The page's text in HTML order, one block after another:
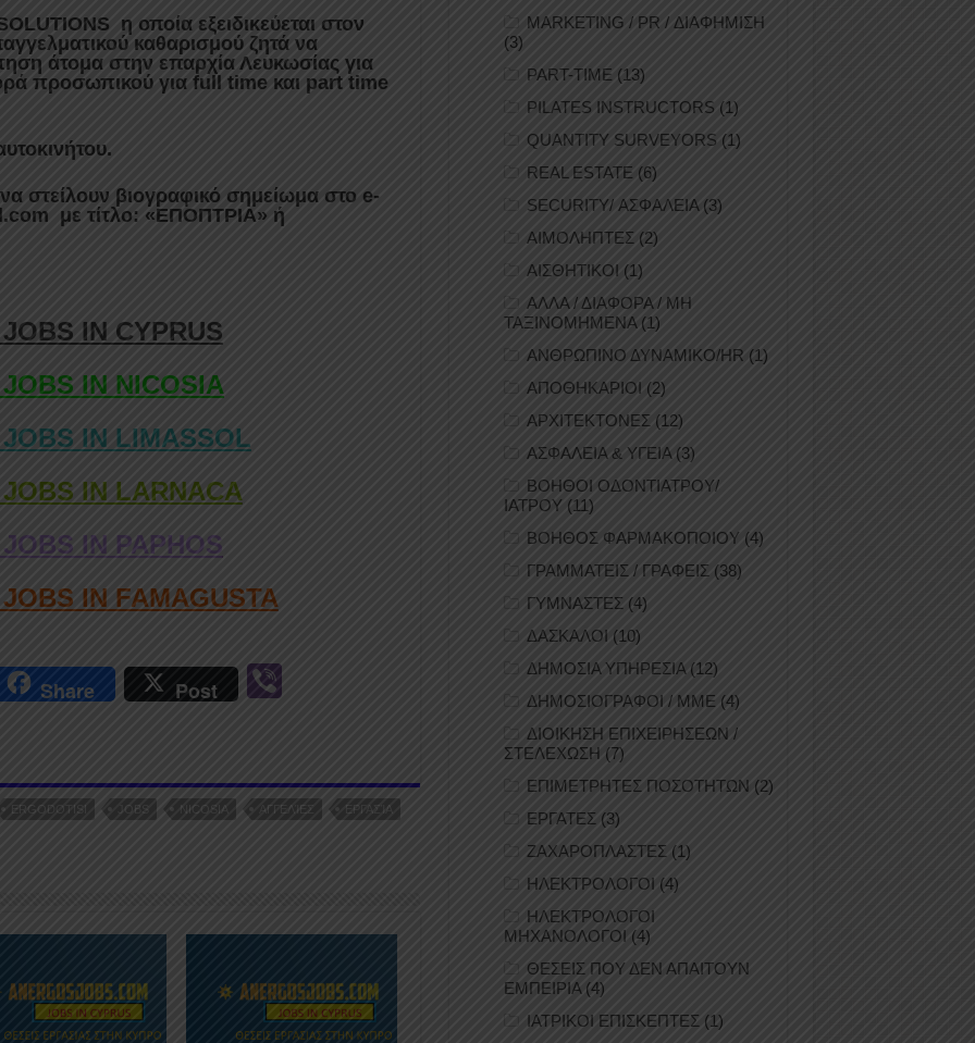
η οποία εξειδικεύεται στον
καθαρισμού ζητά να
άτομα στην επαρχία Λευκωσίας για
προσωπικού για full time και part time
στείλουν βιογραφικό σημείωμα στο e-
με τίτλο: «ΕΠΟΠΤΡΙΑ» ή
IN CYPRUS
IN NICOSIA
IN LIMASSOL
IN LARNACA
IN PAPHOS
IN FAMAGUSTA
Share Post
ERGODOTISI JOBS NICOSIA ΑΓΓΕΛΊΕΣ
ΕΡΓΑΣΊΑ
MARKETING / PR / ΔΙΑΦΗΜΙΣΗ
(3)
PART-TIME (13)
PILATES INSTRUCTORS (1)
QUANTITY SURVEYORS (1)
REAL ESTATE (6)
SECURITY/ ΑΣΦΑΛΕΙΑ(3)
ΑΙΜΟΛΗΠΤΕΣ (2)
ΑΙΣΘΗΤΙΚΟΙ (1)
ΑΛΛΑ / ΔΙΑΦΟΡΑ / ΜΗ
ΤΑΞΙΝΟΜΗΜΕΝΑ(1)
ΑΝΘΡΩΠΙΝΟ ΔΥΝΑΜΙΚΟ/HR (1)
ΑΠΟΘΗΚΑΡΙΟΙ (2)
ΑΡΧΙΤΕΚΤΟΝΕΣ (12)
ΑΣΦΑΛΕΙΑ & ΥΓΕΙΑ (3)
ΒΟΗΘΟΙ ΟΔΟΝΤΙΑΤΡΟΥ/
ΙΑΤΡΟΥ(11)
ΒΟΗΘΟΣ ΦΑΡΜΑΚΟΠΟΙΟΥ (4)
ΓΡΑΜΜΑΤΕΙΣ / ΓΡΑΦΕΙΣ (38)
ΓΥΜΝΑΣΤΕΣ (4)
ΔΑΣΚΑΛΟΙ (10)
ΔΗΜΟΣΙΑ ΥΠΗΡΕΣΙΑ (12)
ΔΗΜΟΣΙΟΓΡΑΦΟΙ / ΜΜΕ (4)
ΔΙΟΙΚΗΣΗ ΕΠΙΧΕΙΡΗΣΕΩΝ /
ΣΤΕΛΕΧΩΣΗ (7)
ΕΠΙΜΕΤΡΗΤΕΣ ΠΟΣΟΤΗΤΩΝ (2)
ΕΡΓΑΤΕΣ (3)
ΖΑΧΑΡΟΠΛΑΣΤΕΣ (1)
ΗΛΕΚΤΡΟΛΟΓΟΙ (4)
ΗΛΕΚΤΡΟΛΟΓΟΙ
ΜΗΧΑΝΟΛΟΓΟΙ (4)
ΘΕΣΕΙΣ ΠΟΥ ΔΕΝ ΑΠΑΙΤΟΥΝ
ΕΜΠΕΙΡΙΑ(4)
ΙΑΤΡΙΚΟΙ ΕΠΙΣΚΕΠΤΕΣ (1)